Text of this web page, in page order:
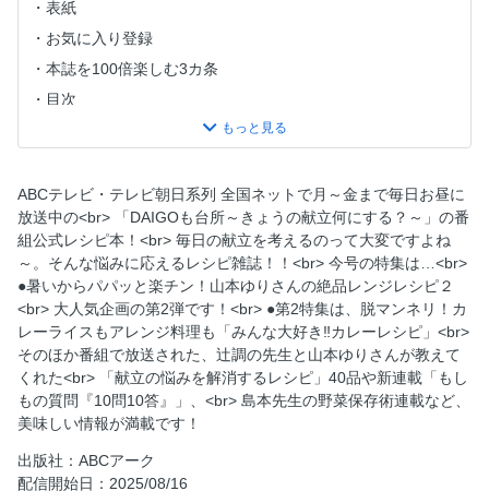
表紙
お気に入り登録
本誌を100倍楽しむ3カ条
目次
毎日の献立の悩みを解決する40レシピ
蒸しナスの冷やしうどん
秋の吹き寄せご飯
カボチャと蓮根のカレー
さんまのわた焼き
春菊のゆで餃子
サーモンとねぎのパスタ
こんがりチーズハンバーグ
鶏のゆずこしょう蒸し
ABCテレビ・テレビ朝日系列 全国ネットで月～金まで毎日お昼に
放送中の<br> 「DAIGOも台所～きょうの献立何にする？～」の番
組公式レシピ本！<br> 毎日の献立を考えるのって大変ですよね
～。そんな悩みに応えるレシピ雑誌！！<br> 今号の特集は…<br>
●暑いからパパッと楽チン！山本ゆりさんの絶品レンジレシピ２
<br> 大人気企画の第2弾です！<br> ●第2特集は、脱マンネリ！カ
レーライスもアレンジ料理も「みんな大好き‼カレーレシピ」<br>
そのほか番組で放送された、辻󠄀調の先生と山本ゆりさんが教えて
くれた<br> 「献立の悩みを解消するレシピ」40品や新連載「もし
もの質問『10問10答』」、<br> 島本先生の野菜保存術連載など、
美味しい情報が満載です！
出版社：ABCアーク
配信開始日：2025/08/16